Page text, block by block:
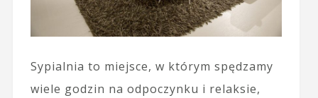
Sypialnia to miejsce, w którym spędzamy
wiele godzin na odpoczynku i relaksie,